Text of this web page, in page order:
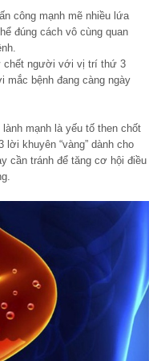
công mạnh mẽ nhiều lứa
đúng cách vô cùng quan
chết người với vị trí thứ 3
mắc bệnh đang càng ngày
mạnh là yếu tố then chốt
khuyên “vàng” dành cho
cần tránh để tăng cơ hội điều